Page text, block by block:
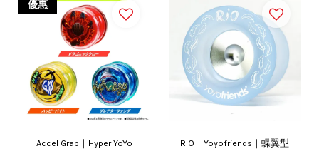
優惠
Accel Grab｜Hyper YoYo
RIO｜Yoyofriends｜蝶翼型